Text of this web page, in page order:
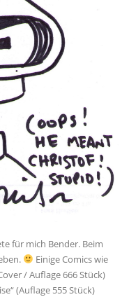
für mich Bender. Beim
Einige Comics wie
/ Auflage 666 Stück)
(Auflage 555 Stück)